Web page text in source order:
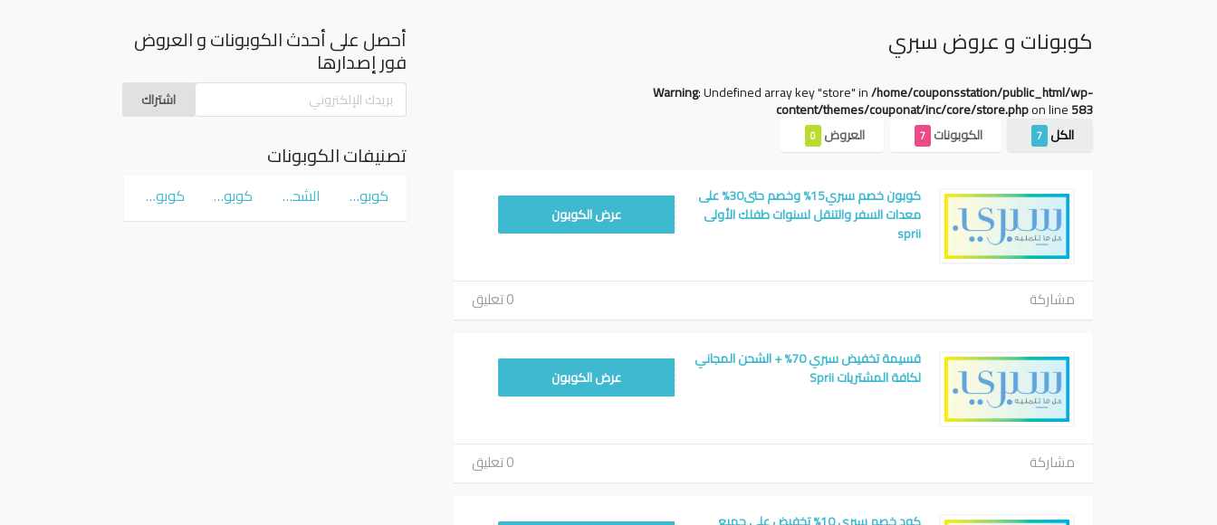
كوبونات و عروض سبري
Warning: Undefined array key "store" in/home/couponsstation/public_html/wp-
content/themes/couponat/inc/core/store.phpon line583
الكل 7 الكوبونات 7 العروض 0
كوبون خصم سبري15% وخصم حتى30% على
معدات السفر والتنقل لسنوات طفلك الأولى
sprii
WAFY1عرض الكوبون
مشاركة 0 تعليق
قسيمة تخفيض سبري 70% + الشحن المجاني
لكافة المشتريات Sprii
AC4243عرض الكوبون
مشاركة 0 تعليق
أحصل على أحدث الكوبونات و العروض
فور إصدارها
اشتراك
تصنيفات الكوبونات
كوبونات و عروض سوق كوم الشحن المجاني كوبونات و عروض نمشي Namshi كوبونات و عروض نون Noon